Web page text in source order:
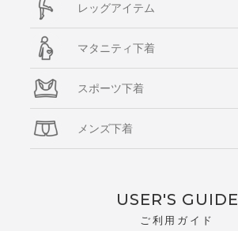
レッグアイテム
マタニティ下着
スポーツ下着
メンズ下着
USER'S GUIDE
ご利用ガイド